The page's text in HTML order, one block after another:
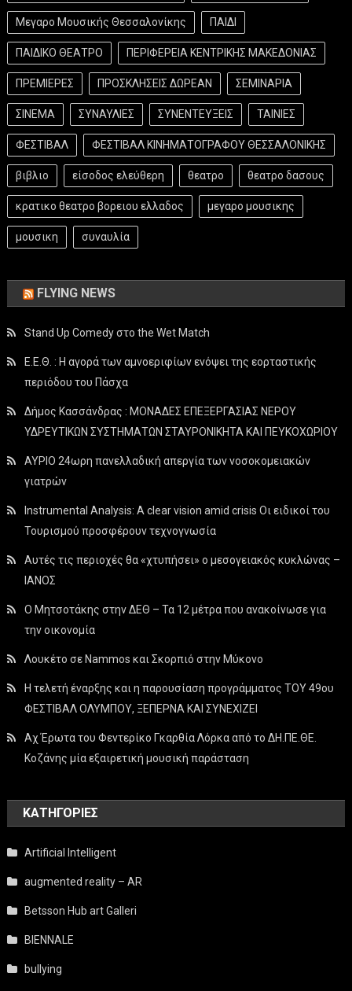
Μεγαρο Μουσικής Θεσσαλονίκης ΠΑΙΔΙ
ΠΑΙΔΙΚΟ ΘΕΑΤΡΟ ΠΕΡΙΦΕΡΕΙΑ ΚΕΝΤΡΙΚΗΣ ΜΑΚΕΔΟΝΙΑΣ
ΠΡΕΜΙΕΡΕΣ ΠΡΟΣΚΛΗΣΕΙΣ ΔΩΡΕΑΝ ΣΕΜΙΝΑΡΙΑ
ΣΙΝΕΜΑ ΣΥΝΑΥΛΙΕΣ ΣΥΝΕΝΤΕΥΞΕΙΣ ΤΑΙΝΙΕΣ
ΦΕΣΤΙΒΑΛ ΦΕΣΤΙΒΑΛ ΚΙΝΗΜΑΤΟΓΡΑΦΟΥ ΘΕΣΣΑΛΟΝΙΚΗΣ
βιβλιο είσοδος ελεύθερη θεατρο θεατρο δασους
κρατικο θεατρο βορειου ελλαδος μεγαρο μουσικης
μουσικη συναυλία
FLYING NEWS
Stand Up Comedy στο the Wet Match
Ε.Ε.Θ. : Η αγορά των αμνοεριφίων ενόψει της εορταστικής
περιόδου του Πάσχα
Δήμος Κασσάνδρας : ΜΟΝΑΔΕΣ ΕΠΕΞΕΡΓΑΣΙΑΣ ΝΕΡΟΥ
ΥΔΡΕΥΤΙΚΩΝ ΣΥΣΤΗΜΑΤΩΝ ΣΤΑΥΡΟΝΙΚΗΤΑ ΚΑΙ ΠΕΥΚΟΧΩΡΙΟΥ
ΑΥΡΙΟ 24ωρη πανελλαδική απεργία των νοσοκομειακών
γιατρών
Instrumental Analysis: A clear vision amid crisis Οι ειδικοί του
Τουρισμού προσφέρουν τεχνογνωσία
Αυτές τις περιοχές θα «χτυπήσει» ο μεσογειακός κυκλώνας –
ΙΑΝΟΣ
Ο Μητσοτάκης στην ΔΕΘ – Τα 12 μέτρα που ανακοίνωσε για
την οικονομία
Λουκέτο σε Nammos και Σκορπιό στην Μύκονο
Η τελετή έναρξης και η παρουσίαση προγράμματος ΤΟΥ 49ου
ΦΕΣΤΙΒΑΛ ΟΛΥΜΠΟΥ, ΞΕΠΕΡΝΑ ΚΑΙ ΣΥΝΕΧΙΖΕΙ
Αχ Έρωτα του Φεντερίκο Γκαρθία Λόρκα από το ΔΗ.ΠΕ.ΘΕ.
Κοζάνης μία εξαιρετική μουσική παράσταση
KΑΤΗΓΟΡΊΕΣ
Artificial Intelligent
augmented reality – AR
Betsson Hub art Galleri
BIENNALE
bullying